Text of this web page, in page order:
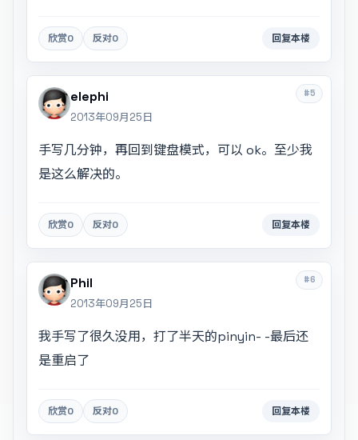
欣赏0 反对0 回复本楼
#5
elephi
2013年09月25日
手写几分钟，再回到键盘模式，可以 ok。至少我
是这么解决的。
欣赏0 反对0 回复本楼
#6
Phil
2013年09月25日
我手写了很久没用，打了半天的pinyin- -最后还
是重启了
欣赏0 反对0 回复本楼